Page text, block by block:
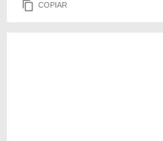
COPIAR